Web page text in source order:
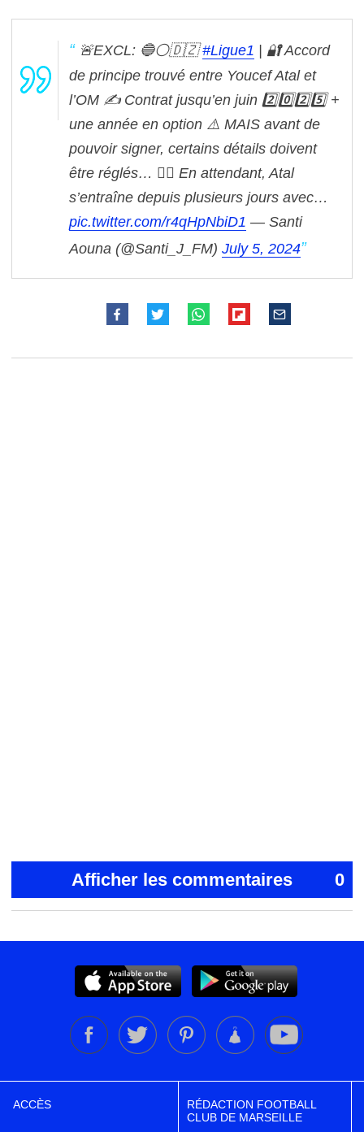
🚨EXCL: 🔵⚪️🇩🇿#Ligue1 | 🔐 Accord
de principe trouvé entre Youcef Atal et
l’OM ✍️ Contrat jusqu’en juin 2️⃣0️⃣2️⃣5️⃣ +
une année en option ⚠️ MAIS avant de
pouvoir signer, certains détails doivent
être réglés… 🏋️‍♂️ En attendant, Atal
s’entraîne depuis plusieurs jours avec…
pic.twitter.com/r4qHpNbiD1 — Santi
Aouna (@Santi_J_FM) July 5, 2024
Afficher les commentaires 0
ACCÈS
RÉDACTION FOOTBALL
CLUB DE MARSEILLE